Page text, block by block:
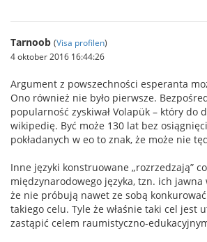
Tarnoob (Visa profilen)
4 oktober 2016 16:44:26
Argument z powszechności esperanta
Ono również nie było pierwsze.
popularność zyskiwał Volapük – który do
wikipedię. Być może 130 lat bez
pokładanych w eo to znak, że może nie
Inne języki konstruowane „rozrzedzają”
międzynarodowego języka, tzn. ich jawna
że nie próbują nawet ze sobą
takiego celu. Tyle że właśnie taki cel jest
zastąpić celem raumistyczno-